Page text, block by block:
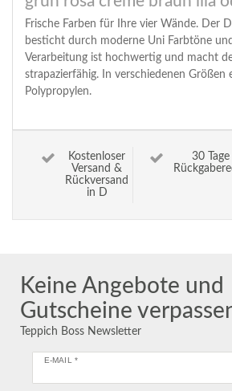
Frische Farben für Ihre vier Wände. Der
besticht durch moderne Uni Farbtöne
Verarbeitung ist hochwertig und macht
strapazierfähig. In verschiedenen Größen
Polypropylen.
Kostenloser
Versand &
Rückversand
in D
30 Tage
Keine Angebote und
Gutscheine
Teppich Boss Newsletter
E-MAIL *